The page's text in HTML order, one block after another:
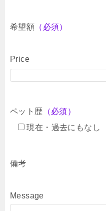
希望額 （必須）
Price
ペット歴 （必須）
現在・過去にもなし
備考
Message